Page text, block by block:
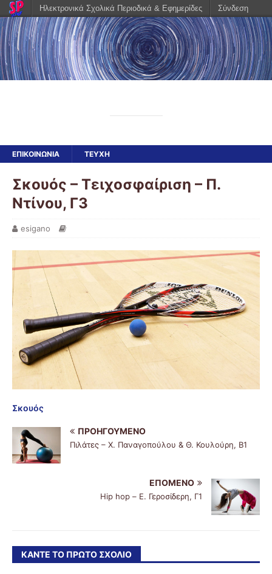
ΕΠΙΚΟΙΝΩΝΊΑ ΤΕΥΧΗ
Σκουός – Τειχοσφαίριση – Π.
Ντίνου, Γ3
esigano
Σκουός
ΠΡΟΗΓΟΎΜΕΝΟ
Πιλάτες – Χ. Παναγοπούλου & Θ. Κουλούρη, Β1
ΕΠΌΜΕΝΟ
Hip hop – Ε. Γεροσίδερη, Γ1
ΚΆΝΤΕ ΤΟ ΠΡΏΤΟ ΣΧΌΛΙΟ
Ηλεκτρονικά Σχολικά Περιοδικά & Εφημερίδες Σύνδεση